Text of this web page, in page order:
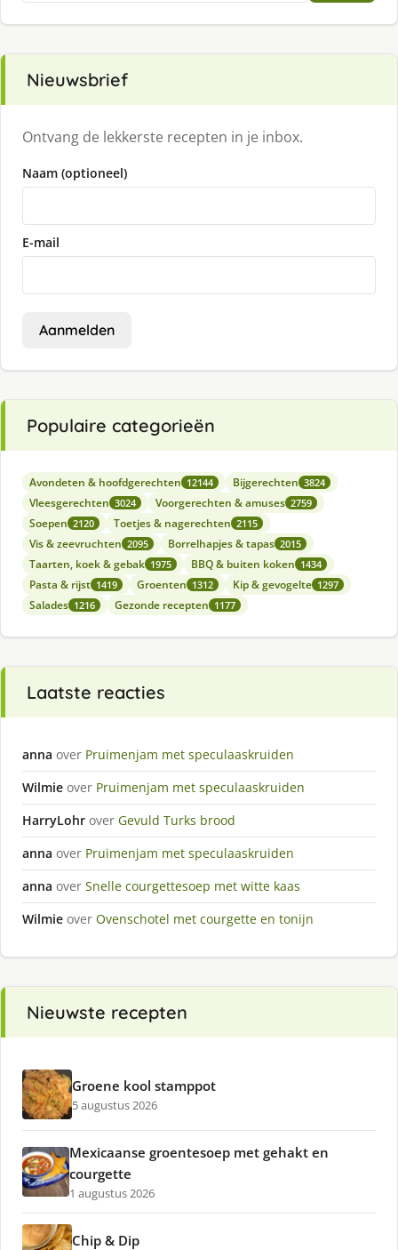
Nieuwsbrief
Ontvang de lekkerste recepten in je inbox.
Naam (optioneel)
E-mail
Aanmelden
Populaire categorieën
Avondeten & hoofdgerechten 12144 Bijgerechten 3824
Vleesgerechten 3024 Voorgerechten & amuses 2759
Soepen 2120 Toetjes & nagerechten 2115
Vis & zeevruchten 2095 Borrelhapjes & tapas 2015
Taarten, koek & gebak 1975 BBQ & buiten koken 1434
Pasta & rijst 1419 Groenten 1312 Kip & gevogelte 1297
Salades 1216 Gezonde recepten 1177
Laatste reacties
anna over Pruimenjam met speculaaskruiden
Wilmie over Pruimenjam met speculaaskruiden
HarryLohr over Gevuld Turks brood
anna over Pruimenjam met speculaaskruiden
anna over Snelle courgettesoep met witte kaas
Wilmie over Ovenschotel met courgette en tonijn
Nieuwste recepten
Groene kool stamppot
5 augustus 2026
Mexicaanse groentesoep met gehakt en
courgette
1 augustus 2026
Chip & Dip